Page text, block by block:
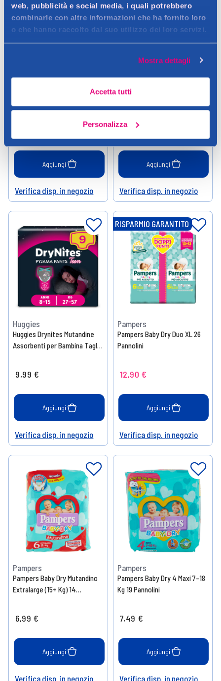
web, pubblicità e social media, i quali potrebbero
combinarle con altre informazioni che ha fornito loro
o che hanno raccolto dal suo utilizzo dei loro servizi.
Mostra dettagli
Accetta tutti
Personalizza
Pampers
Pampers Baby Dry 3 Midi 4-9
Aggiungi
Help
Verifica disp. in negozio
Pampers
Pampers Baby-Dry XL 52
18,90 €
Aggiungi
Help
Verifica disp. in negozio
Huggies
Huggies Drynites Mutandine
Assorbenti per Bambina Taglia
9,99 €
Aggiungi
Help
Verifica disp. in negozio
RISPARMIO GARANTITO
Pampers
Pampers Baby Dry Duo XL 26
Pannolini
12,90 €
Aggiungi
Help
Verifica disp. in negozio
Pampers
Pampers Baby Dry Mutandino
Extralarge (15+ Kg) 14
6,99 €
Aggiungi
Verifica disp. in negozio
Pampers
Pampers Baby Dry 4 Maxi 7-18
Kg 19 Pannolini
7,49 €
Aggiungi
Verifica disp. in negozio